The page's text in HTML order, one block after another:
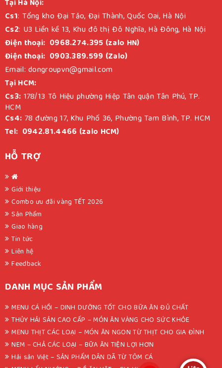
Tại Hà Nội:
Cs1: Tổng kho Đại Tảo, Đại Thành, Quốc Oai, Hà Nội
Cs2: U3 Liền kề 13, Khu đô thị Đô Nghĩa, Hà Đông, Hà Nội
Điện thoại: 0968.274.395 (zalo HN)
Điện thoại: 0903.389.599 (Zalo)
Email: dongroupvn@gmail.com
Tại HCM:
Cs3: 178/13 Tô Hiệu phường Hiệp Tân quận Tân Phú, TP.
HCM
Cs4: 78 đường 17, Khu Phố 36, Phường Tam Bình, TP. HCM
Tel: 0942.81.4466 (zalo HCM)
HỖ TRỢ
Giới thiệu
Combo ưu đãi vàng TẾT 2026
Sản Phẩm
Giao hàng
Tin tức
Liên hệ
Feedback
DANH MỤC SẢN PHẨM
MENU CÁ HỒI – DINH DƯỠNG TỐT CHO BỮA ĂN ĐỦ CHẤT
THỦY HẢI SẢN CAO CẤP – MÓN ĂN VÀNG CHO SỨC KHỎE
MENU THỊT CÁC LOẠI – MÓN ĂN NGON TỪ THỊT CHO GIA ĐÌNH
NEM – CHẢ CÁC LOẠI – BỮA ĂN TIỆN LỢI HƠN
Hải sản Việt – SẢN PHẨM DÂN DÃ TỪ TÔM CÁ